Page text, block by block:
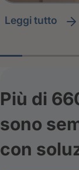
leggi tutto
Più di
sono
con